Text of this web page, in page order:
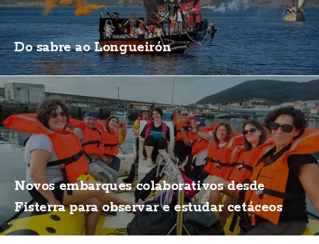
Do sabre ao Longueirón
Novos embarques colaborativos desde
Fisterra para observar e estudar cetáceos